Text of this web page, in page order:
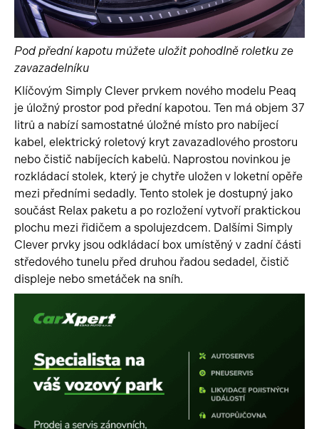
Pod přední kapotu můžete uložit pohodlně roletku ze
zavazadelníku
Klíčovým Simply Clever prvkem nového modelu Peaq
je úložný prostor pod přední kapotou. Ten má objem 37
litrů a nabízí samostatné úložné místo pro nabíjecí
kabel, elektrický roletový kryt zavazadlového prostoru
nebo čistič nabíjecích kabelů. Naprostou novinkou je
rozkládací stolek, který je chytře uložen v loketní opěře
mezi předními sedadly. Tento stolek je dostupný jako
součást Relax paketu a po rozložení vytvoří praktickou
plochu mezi řidičem a spolujezdcem. Dalšími Simply
Clever prvky jsou odkládací box umístěný v zadní části
středového tunelu před druhou řadou sedadel, čistič
displeje nebo smetáček na sníh.